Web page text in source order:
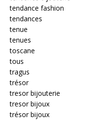
tendance fashion
tendances
tenue
tenues
toscane
tous
tragus
trésor
tresor bijouterie
tresor bijoux
trésor bijoux